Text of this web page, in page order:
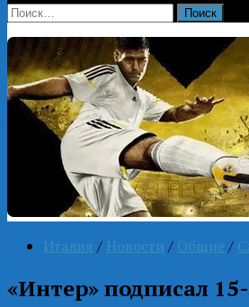
Найти:
Италия / Новости / Общие /
«Интер» подписал